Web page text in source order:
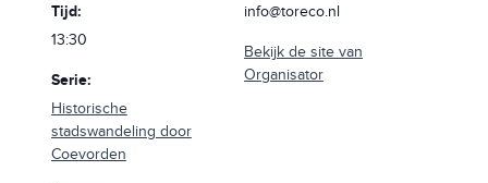
Tijd:
13:30
Serie:
Historische
stadswandeling door
Coevorden
info@toreco.nl
Bekijk de site van
Organisator